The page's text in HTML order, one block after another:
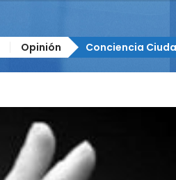
Opinión Conciencia